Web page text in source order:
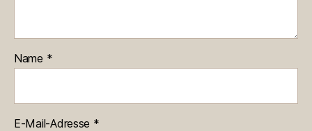
Name *
E-Mail-Adresse *